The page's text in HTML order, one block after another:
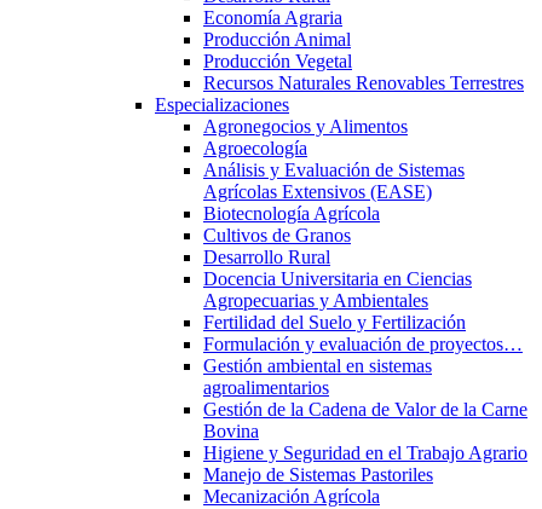
Economía Agraria
Producción Animal
Producción Vegetal
Recursos Naturales Renovables Terrestres
Especializaciones
Agronegocios y Alimentos
Agroecología
Análisis y Evaluación de Sistemas
Agrícolas Extensivos (EASE)
Biotecnología Agrícola
Cultivos de Granos
Desarrollo Rural
Docencia Universitaria en Ciencias
Agropecuarias y Ambientales
Fertilidad del Suelo y Fertilización
Formulación y evaluación de proyectos…
Gestión ambiental en sistemas
agroalimentarios
Gestión de la Cadena de Valor de la Carne
Bovina
Higiene y Seguridad en el Trabajo Agrario
Manejo de Sistemas Pastoriles
Mecanización Agrícola